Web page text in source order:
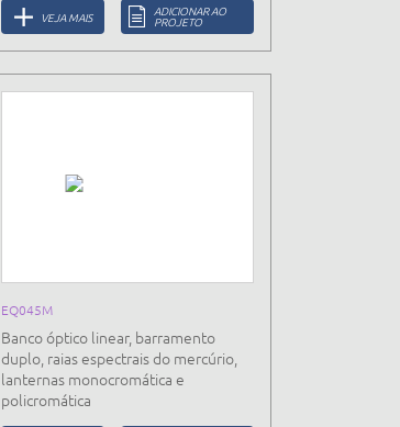
VEJA MAIS ADICIONAR AO
PROJETO
EQ045M
Banco óptico linear, barramento
duplo, raias espectrais do mercúrio,
lanternas monocromática e
policromática